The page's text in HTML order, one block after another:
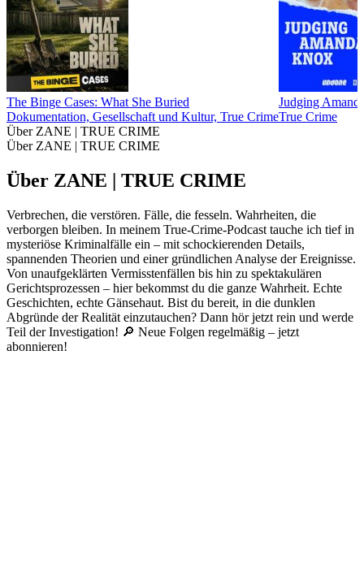
The Binge Cases: What She Buried
Dokumentation, Gesellschaft und Kultur, True Crime
Judging
True Crime
Über ZANE | TRUE CRIME
Über ZANE | TRUE CRIME
Über ZANE | TRUE CRIME
Verbrechen, die verstören. Fälle, die fesseln. Wahrheiten, die
verborgen bleiben. In meinem True-Crime-Podcast tauche ich tief in
mysteriöse Kriminalfälle ein – mit schockierenden Details,
spannenden Theorien und einer gründlichen Analyse der Ereignisse.
Von unaufgeklärten Vermisstenfällen bis hin zu spektakulären
Gerichtsprozessen – hier bekommst du die ganze Wahrheit. Echte
Geschichten, echte Gänsehaut. Bist du bereit, in die dunklen
Abgründe der Realität einzutauchen? Dann hör jetzt rein und werde
Teil der Investigation! 🔎 Neue Folgen regelmäßig – jetzt
abonnieren!